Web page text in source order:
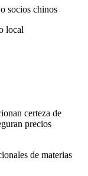
socios chinos
local
certeza de
precios
de materias